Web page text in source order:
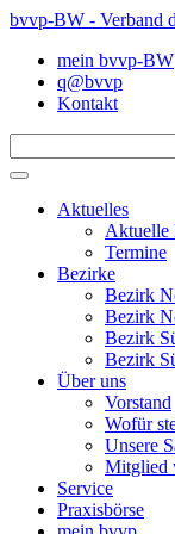
bvvp-BW - Verband
mein bvvp-BW
q@bvvp
Kontakt
Aktuelles
Aktuelle
Termine
Bezirke
Bezirk
Bezirk
Bezirk
Bezirk
Über uns
Vorstand
Wofür
Unsere
Mitglied
Service
Praxisbörse